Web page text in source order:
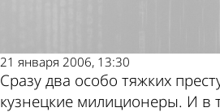
21 января 2006, 13:30
Сразу два особо тяжких
кузнецкие милиционеры. И в